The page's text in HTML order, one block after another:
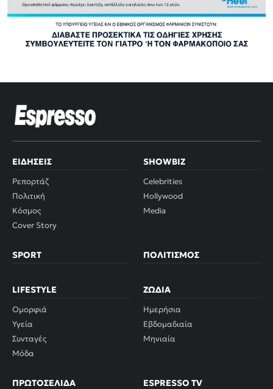
ΕΙΔΉΣΕΙΣ
Ρεπορτάζ
Πολιτική
Κόσμος
Cover Story
SHOWBIZ
Celebrities
Hollywood
Media
SPORT ΠΟΛΙΤΙΣΜΌΣ
LIFESTYLE
Ομορφιά
Υγεία
Συνταγές
Μόδα
ΖΏΔΙΑ
Ημερήσια
Εβδομαδιαία
Μηνιαία
ΠΡΩΤΟΣΈΛΙΔΑ ESPRESSO TV